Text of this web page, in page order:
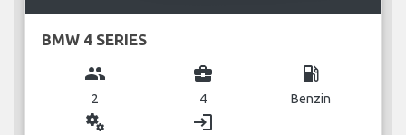
BMW 4 SERIES
group
2
business_center
4
local_gas_station
Benzin
miscellaneous_services login